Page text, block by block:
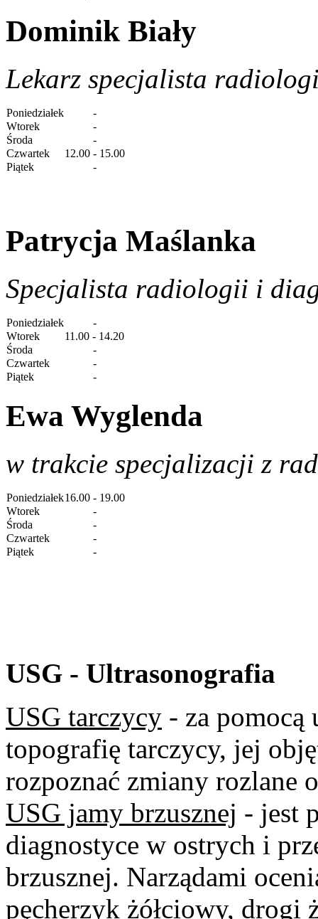
Dominik Biały
Lekarz specjalista
Poniedziałek
-
Wtorek
-
Środa
-
Czwartek
12.00 - 15.00
Piątek
-
Patrycja Maślanka
Specjalista radiologii i
Poniedziałek
-
Wtorek
11.00 - 14.20
Środa
-
Czwartek
-
Piątek
-
Ewa Wyglenda
w trakcie specjalizacji z
Poniedziałek16.00 - 19.00
Wtorek
-
Środa
-
Czwartek
-
Piątek
-
USG - Ultrasonografia
USG tarczycy - za
topografię tarczycy, jej
rozpoznać zmiany rozlane
USG jamy brzusznej - jest
diagnostyce w ostrych i
brzusznej. Narządami
pęcherzyk żółciowy, drogi